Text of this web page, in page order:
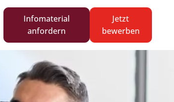
Infomaterial
anfordern
Jetzt
bewerben